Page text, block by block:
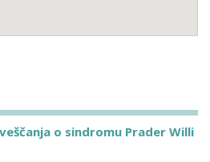
o sindromu Prader Willi